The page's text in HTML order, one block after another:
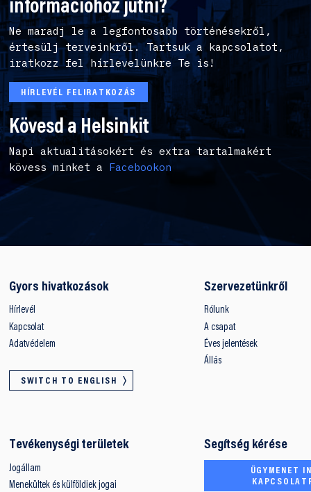
információhoz jutni?
Ne maradj le a legfontosabb történésekről,
értesülj terveinkről. Tartsuk a kapcsolatot,
iratkozz fel hírlevelünkre Te is!
HÍRLEVÉL FELIRATKOZÁS
Kövesd a Helsinkit
Napi aktualitásokért és extra tartalmakért
kövess minket a Facebookon
Gyors hivatkozások
Hírlevél
Kapcsolat
Adatvédelem
SWITCH TO ENGLISH
Szervezetünkről
Rólunk
A csapat
Éves jelentések
Állás
Tevékenységi területek
Jogállam
Menekültek és külföldiek jogai
Segítség kérése
ÜGYMENET